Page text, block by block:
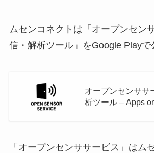
ムセンコネクトは「オープンセン
信・解析ツール」をGoogle Playで
オープンセンササ
析ツール – Apps
「オープンセンササービス」はム